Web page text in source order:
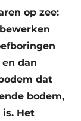
op zee:
dan
dat
bodem,
Het